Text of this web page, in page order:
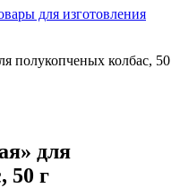
для изготовления
для
50 г